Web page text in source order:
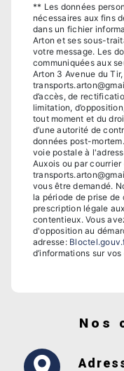
** Les données
nécessaires aux fins
dans un fichier
Arton et ses sous-
votre message. Les
communiquées aux
Arton 3 Avenue du
d’accès, de
limitation,
tout moment et du
d’une autorité de
données post-
voie postale à
Auxois ou par
vous être demandé.
la période de prise
prescription légale
contentieux. Vous
d'opposition au
adresse:
d’informations sur vos
Nos